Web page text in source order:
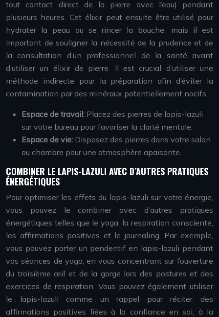
tout contact direct de la pierre avec l’eau) pendant
plusieurs heures. Cet élixir peut ensuite être utilisé pour
hydrater la peau ou se rincer la bouche, mais il est
important de souligner la nécessité de la prudence et de
la consultation d’un professionnel de la santé avant
d’utiliser un élixir de pierre. Il est crucial d’utiliser une
méthode indirecte pour la préparation afin d’éviter la
contamination par des minéraux potentiellement nocifs.
Espace de travail: Placez des pierres de lapis-lazuli
sur votre bureau pour favoriser la clarté mentale.
Espace de vie: Disposez des pierres dans votre salon
ou chambre pour une atmosphère apaisante.
COMBINER LE LAPIS-LAZULI AVEC D’AUTRES PRATIQUES
ÉNERGÉTIQUES
Pour optimiser les effets du lapis-lazuli sur votre énergie,
vous pouvez le combiner avec d’autres pratiques
énergétiques telles que le yoga, la respiration consciente,
les affirmations positives et le journaling. Par exemple,
vous pouvez porter un pendentif en lapis-lazuli pendant
vos séances de yoga, en vous concentrant sur l’ouverture
du troisième œil et de la gorge lors des postures et des
exercices de respiration. Vous pouvez également utiliser
le lapis-lazuli comme un rappel pour réciter des
affirmations positives liées à la confiance en soi, à la